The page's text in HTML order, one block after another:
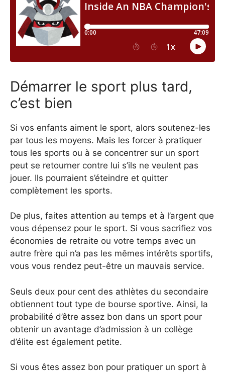
Démarrer le sport plus tard,
c’est bien
Si vos enfants aiment le sport, alors soutenez-les
par tous les moyens. Mais les forcer à pratiquer
tous les sports ou à se concentrer sur un sport
peut se retourner contre lui s’ils ne veulent pas
jouer. Ils pourraient s’éteindre et quitter
complètement les sports.
De plus, faites attention au temps et à l’argent que
vous dépensez pour le sport. Si vous sacrifiez vos
économies de retraite ou votre temps avec un
autre frère qui n’a pas les mêmes intérêts sportifs,
vous vous rendez peut-être un mauvais service.
Seuls deux pour cent des athlètes du secondaire
obtiennent tout type de bourse sportive. Ainsi, la
probabilité d’être assez bon dans un sport pour
obtenir un avantage d’admission à un collège
d’élite est également petite.
Si vous êtes assez bon pour pratiquer un sport à